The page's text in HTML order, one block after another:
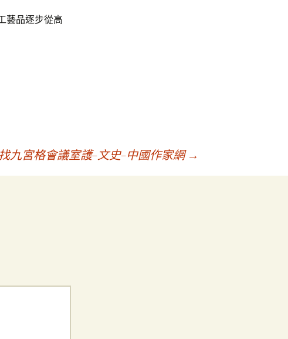
藝品逐步從高
九宮格會議室護–文史–中國作家網 →